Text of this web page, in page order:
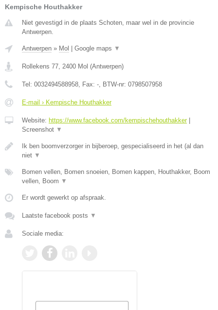
Kempische Houthakker
Niet gevestigd in de plaats Schoten, maar wel in de provincie
Antwerpen.
Antwerpen » Mol Google maps ▼
Rollekens 77, 2400 Mol (Antwerpen)
Tel: 0032494588958, Fax: -, BTW-nr: 0798507958
E-mail › Kempische Houthakker
Website: https://www.facebook.com/kempischehouthakker|
Screenshot ▼
Ik ben boomverzorger in bijberoep, gespecialiseerd in het (al dan
niet ▼
Bomen vellen, Bomen snoeien, Bomen kappen, Houthakker, Boom
vellen, Boom ▼
Er wordt gewerkt op afspraak.
Laatste facebook posts ▼
Sociale media: